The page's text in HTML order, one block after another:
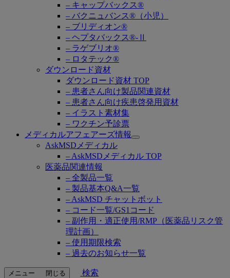
– キャップバックス®
– バクニュバンス®（小児）
– ブリディオン®
– ヘプタバックス®-Ⅱ
– ラゲブリオ®
– ロタテック®
ダウンロード資材
ダウンロード資材 TOP
– 患者さん向け製品関連資材
– 患者さん向け疾患啓発用資材
– イラスト素材集
– ワクチン予診票
メディカルアフェアーズ情報
Open
AskMSDメディカル
– AskMSDメディカル TOP
医薬品関連情報
– 全製品一覧
– 製品基本Q&A一覧
– AskMSD チャットボット
– コード一覧/GS1コード
– 副作用・適正使用/RMP（医薬品リスク管
理計画）
– 使用期限検索
– 過去のお知らせ一覧
メニュー 閉じる
検索